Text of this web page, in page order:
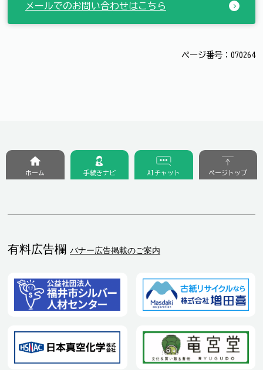
メールでのお問い合わせはこちら
ページ番号：070264
有料広告欄 バナー広告掲載のご案内
ホーム 手続きナビ AIチャット ページトップ